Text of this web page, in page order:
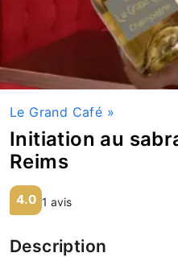
Le Grand Café »
Initiation au
Reims
4.0 1 avis
Description